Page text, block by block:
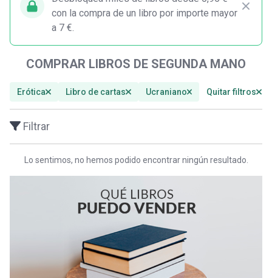
con la compra de un libro por importe mayor
a 7 €.
COMPRAR LIBROS DE SEGUNDA MANO
Erótica Libro de cartas Ucraniano Quitar filtros
Filtrar
Lo sentimos, no hemos podido encontrar ningún resultado.